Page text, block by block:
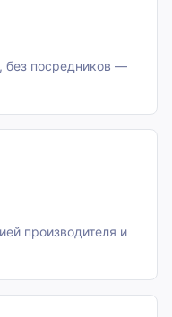
без посредников —
производителя и